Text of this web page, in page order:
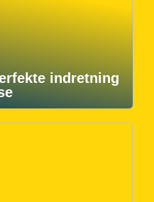
indretning